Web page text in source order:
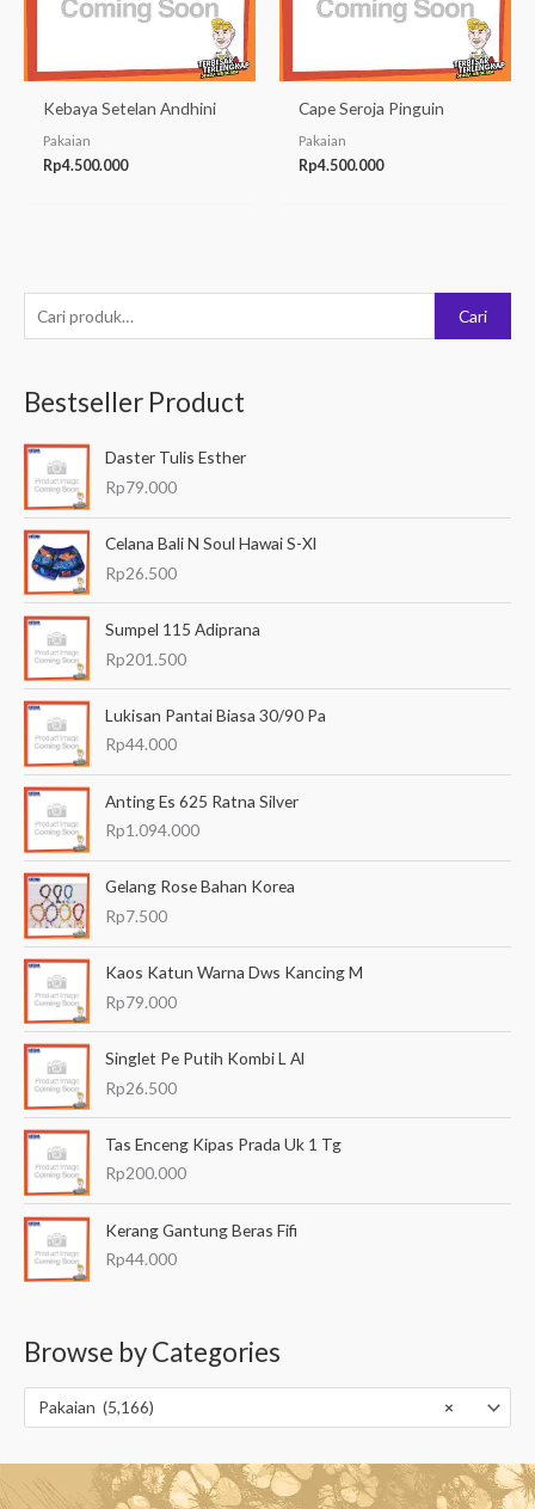
e
c
a
n
u
n
u
Cari
Bestseller Product
Daster Tulis Esther
Rp79.000
Celana Bali N Soul Hawai S-Xl
Rp26.500
Sumpel 115 Adiprana
Rp201.500
Lukisan Pantai Biasa 30/90 Pa
Rp44.000
Anting Es 625 Ratna Silver
Rp1.094.000
Gelang Rose Bahan Korea
Rp7.500
Kaos Katun Warna Dws Kancing M
Rp79.000
Singlet Pe Putih Kombi L Al
Rp26.500
Tas Enceng Kipas Prada Uk 1 Tg
Rp200.000
Kerang Gantung Beras Fifi
Rp44.000
Browse by Categories
×
Pakaian (5,166)
Kebaya Setelan Andhini
Pakaian
Rp4.500.000
Cape Seroja Pinguin
Pakaian
Rp4.500.000